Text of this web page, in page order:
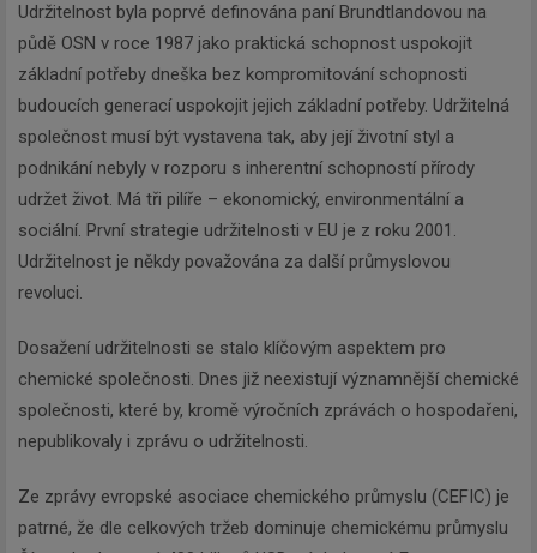
Udržitelnost byla poprvé definována paní Brundtlandovou na
půdě OSN v roce 1987 jako praktická schopnost uspokojit
základní potřeby dneška bez kompromitování schopnosti
budoucích generací uspokojit jejich základní potřeby. Udržitelná
společnost musí být vystavena tak, aby její životní styl a
podnikání nebyly v rozporu s inherentní schopností přírody
udržet život. Má tři pilíře – ekonomický, environmentální a
sociální. První strategie udržitelnosti v EU je z roku 2001.
Udržitelnost je někdy považována za další průmyslovou
revoluci.
Dosažení udržitelnosti se stalo klíčovým aspektem pro
chemické společnosti. Dnes již neexistují významnější chemické
společnosti, které by, kromě výročních zprávách o hospodařeni,
nepublikovaly i zprávu o udržitelnosti.
Ze zprávy evropské asociace chemického průmyslu (CEFIC) je
patrné, že dle celkových tržeb dominuje chemickému průmyslu